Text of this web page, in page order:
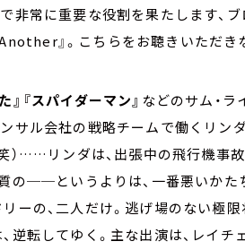
常に重要な役割を果たします、ブ
』。こちらをお聴きいただき
』『スパイダーマン』 などのサム・
サル会社の戦略チームで働くリン
）……リンダは、出張中の飛行機事
の──というよりは、一番悪いかた
の、二人だけ。逃げ場のない極限
逆転してゆく。主な出演は、レイ